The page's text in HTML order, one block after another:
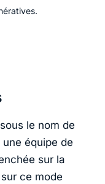
le nom de
équipe de
sur la
ce mode